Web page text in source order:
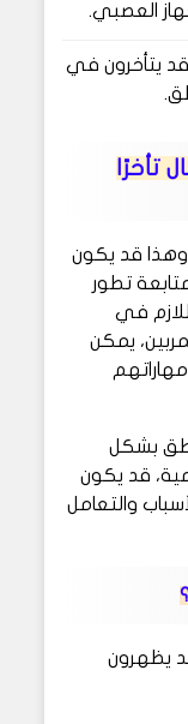
العصبي.
قد يتأخرون في
تأخرًا
وهذا قد يكون
تطور
في
يمكن
بشكل
قد يكون
والتعامل
يظهرون